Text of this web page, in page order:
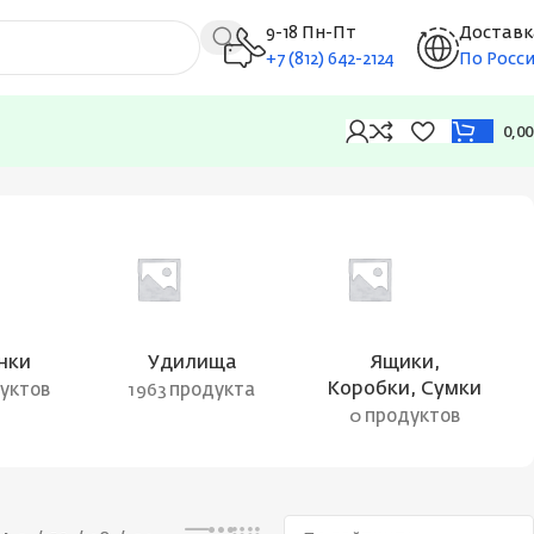
9-18 Пн-Пт
+7 (812) 642-2124
По
Удилища
1963 продукта
Ящики,
Коробки, Сумки
0 продуктов